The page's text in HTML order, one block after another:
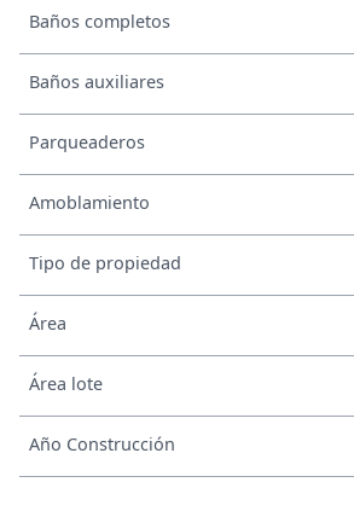
Baños completos
Baños auxiliares
Parqueaderos
Amoblamiento
Tipo de propiedad
Área
Área lote
Año Construcción